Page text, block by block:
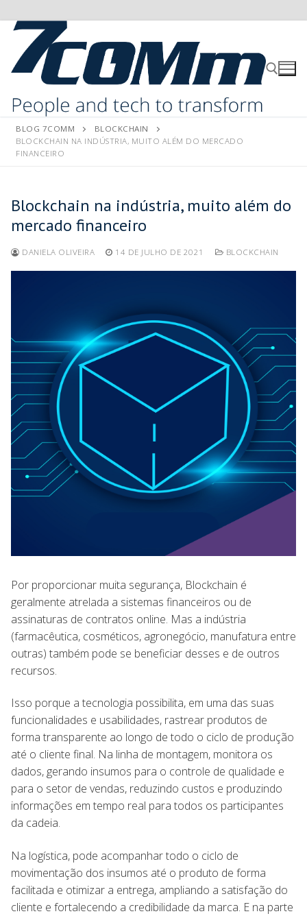
BLOG 7COMM
BLOCKCHAIN
BLOCKCHAIN NA INDÚSTRIA, MUITO ALÉM DO MERCADO
FINANCEIRO
Blockchain na indústria, muito além do
mercado financeiro
DANIELA OLIVEIRA 14 DE JULHO DE 2021 BLOCKCHAIN
Por proporcionar muita segurança, Blockchain é
geralmente atrelada a sistemas financeiros ou de
assinaturas de contratos online. Mas a indústria
(farmacêutica, cosméticos, agronegócio, manufatura entre
outras) também pode se beneficiar desses e de outros
recursos.
Isso porque a tecnologia possibilita, em uma das suas
funcionalidades e usabilidades, rastrear produtos de
forma transparente ao longo de todo o ciclo de produção
até o cliente final. Na linha de montagem, monitora os
dados, gerando insumos para o controle de qualidade e
para o setor de vendas, reduzindo custos e produzindo
informações em tempo real para todos os participantes
da cadeia.
Na logística, pode acompanhar todo o ciclo de
movimentação dos insumos até o produto de forma
facilitada e otimizar a entrega, ampliando a satisfação do
cliente e fortalecendo a credibilidade da marca. E na parte